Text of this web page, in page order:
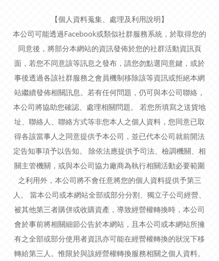
【個人資料蒐集、處理及利用說明】
本公司可能透過Facebook或類似社群服務系統，於取得您的
同意後，將部分本網站的資訊發佈於您的社群活動資訊頁
面，若您不同意該等訊息之發布，請您勿點選同意鍵，或於
事後透過各該社群服務之會員機制移除該等資訊或拒絕本網
站繼續發佈相關訊息。若有任何問題，仍可與本公司聯絡，
本公司將協助您確認、處理相關問題。 若您所填寫之送貨地
址、聯絡人、聯絡方式等非您本人之個人資料，您同意已取
得各該當事人之同意提供予本公司，並已代本公司就前開法
定告知事項予以告知。 除依法應提供予司法、檢調機關、相
關主管機關，或與本公司協力廠商為執行相關活動必要範圍
之利用外，本公司將不會任意將您的個人資料提供予第三
人。 當本公司或本網站全部或部分分割、獨立子公司經營、
被其他第三者購併或收購資產，導致經營權轉換時，本公司
會於事前將相關細節公告於本網站，且本公司或本網站所擁
有之全部或部分使用者資訊亦可能在經營權轉換的狀況下移
轉給第三人。惟限於與該經營權轉換服務相關之個人資料。